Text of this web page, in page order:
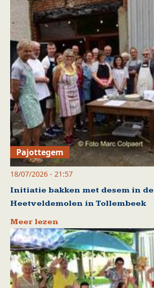
Pajottegem
18/07/2026 - 21:57
Initiatie bakken met desem in de
Heetveldemolen in Tollembeek
Meer lezen